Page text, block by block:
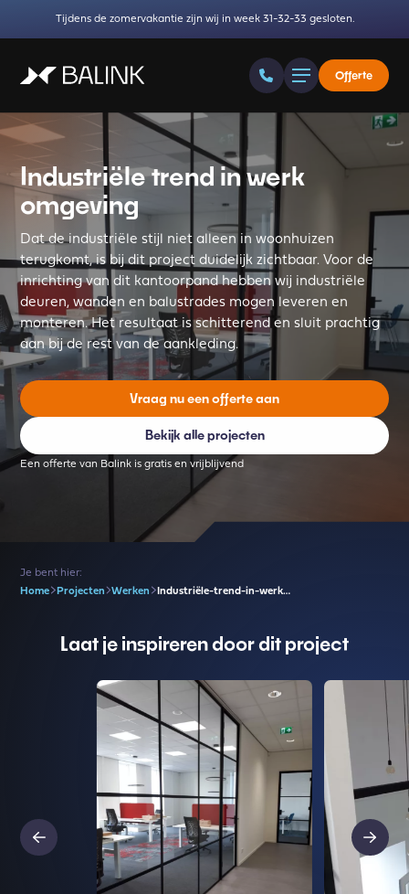
Tijdens de zomervakantie zijn wij in week 31-32-33 gesloten.
Offerte
Industriële trend in werk
omgeving
Dat de industriële stijl niet alleen in woonhuizen
terugkomt, is bij dit project duidelijk zichtbaar. Voor de
inrichting van dit kantoorpand hebben wij industriële
deuren, wanden en balustrades mogen leveren en
monteren. Het resultaat is schitterend en sluit prachtig
aan bij de rest van de aankleding.
Vraag nu een offerte aan
Bekijk alle projecten
Een offerte van Balink is gratis en vrijblijvend
Je bent hier:
Home
Projecten Werken Industriële-trend-in-werk…
Laat je inspireren door dit project